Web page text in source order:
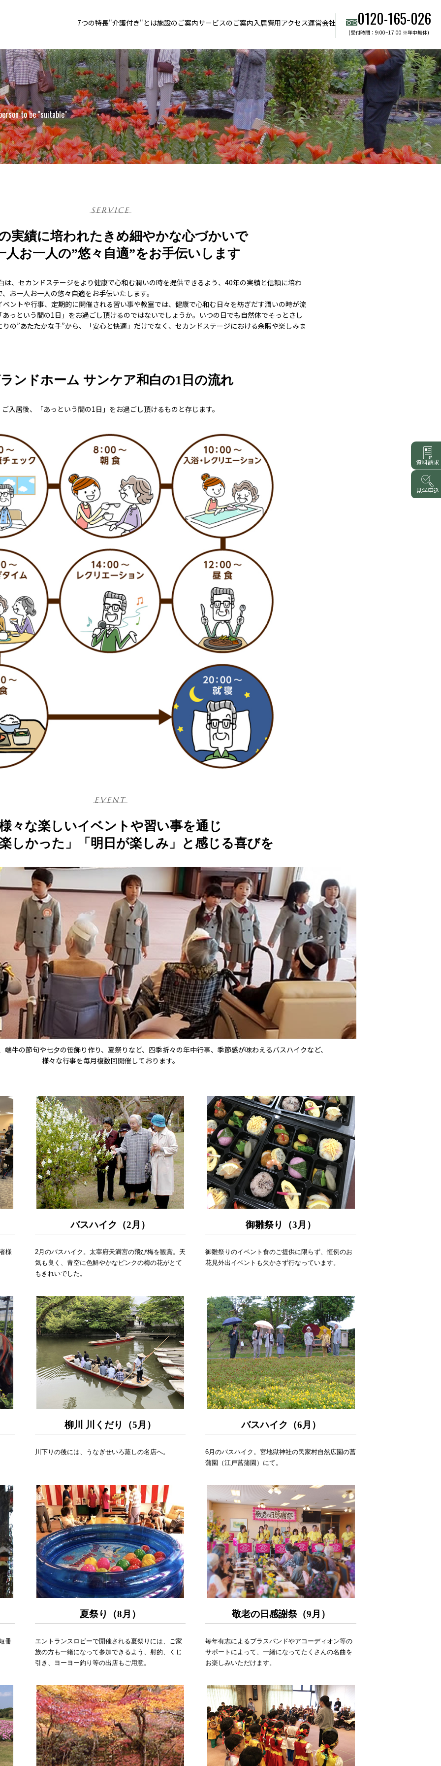
7つの特長"介護付き"とは施設のご案内サービスのご案内入居費用アクセス運営会社 0120-165-026
(受付時間：9:00~17:00 ※年中無休)
to be "suitable"
SERVICE
実績に培われたきめ細やかな心づかいで
人お一人の”悠々自適”をお手伝いします
は、セカンドステージをより健康で心和む潤いの時を提供できるよう、40年の実績と信頼に培わ
お一人お一人の悠々自適をお手伝いたします。
ントや行事、定期的に開催される習い事や教室では、健康で心和む日々を紡ぎだす潤いの時が流
っという間の1日」をお過ごし頂けるのではないでしょうか。いつの日でも自然体でそっとさし
の”あたたかな手”から、「安心と快適」だけでなく、セカンドステージにおける余暇や楽しみま
ンドホーム サンケア和白の1日の流れ
ご入居後、「あっという間の1日」をお過ごし頂けるものと存じます。
EVENT
々な楽しいイベントや習い事を通じ
しかった」「明日が楽しみ」と感じる喜びを
牛の節句や七夕の笹飾り作り、夏祭りなど、四季折々の年中行事、季節感が味わえるバスハイクなど、
様々な行事を毎月複数回開催しております。
様
バスハイク（2月）
2月のバスハイク。太宰府天満宮の飛び梅を観賞。天
気も良く、青空に色鮮やかなピンクの梅の花がとて
もきれいでした。
御雛祭り（3月）
御雛祭りのイベント食のご提供に限らず、恒例のお
花見外出イベントも欠かさず行なっています。
柳川 川くだり（5月）
川下りの後には、うなぎせいろ蒸しの名店へ。
バスハイク（6月）
6月のバスハイク。宮地獄神社の民家村自然広園の菖
蒲園（江戸菖蒲園）にて。
冊
夏祭り（8月）
エントランスロビーで開催される夏祭りには、ご家
族の方も一緒になって参加できるよう、射的、くじ
引き、ヨーヨー釣り等の出店もご用意。
敬老の日感謝祭（9月）
毎年有志によるブラスバンドやアコーディオン等の
サポートによって、一緒になってたくさんの名曲を
お楽しみいただけます。
資料請求
見学申込